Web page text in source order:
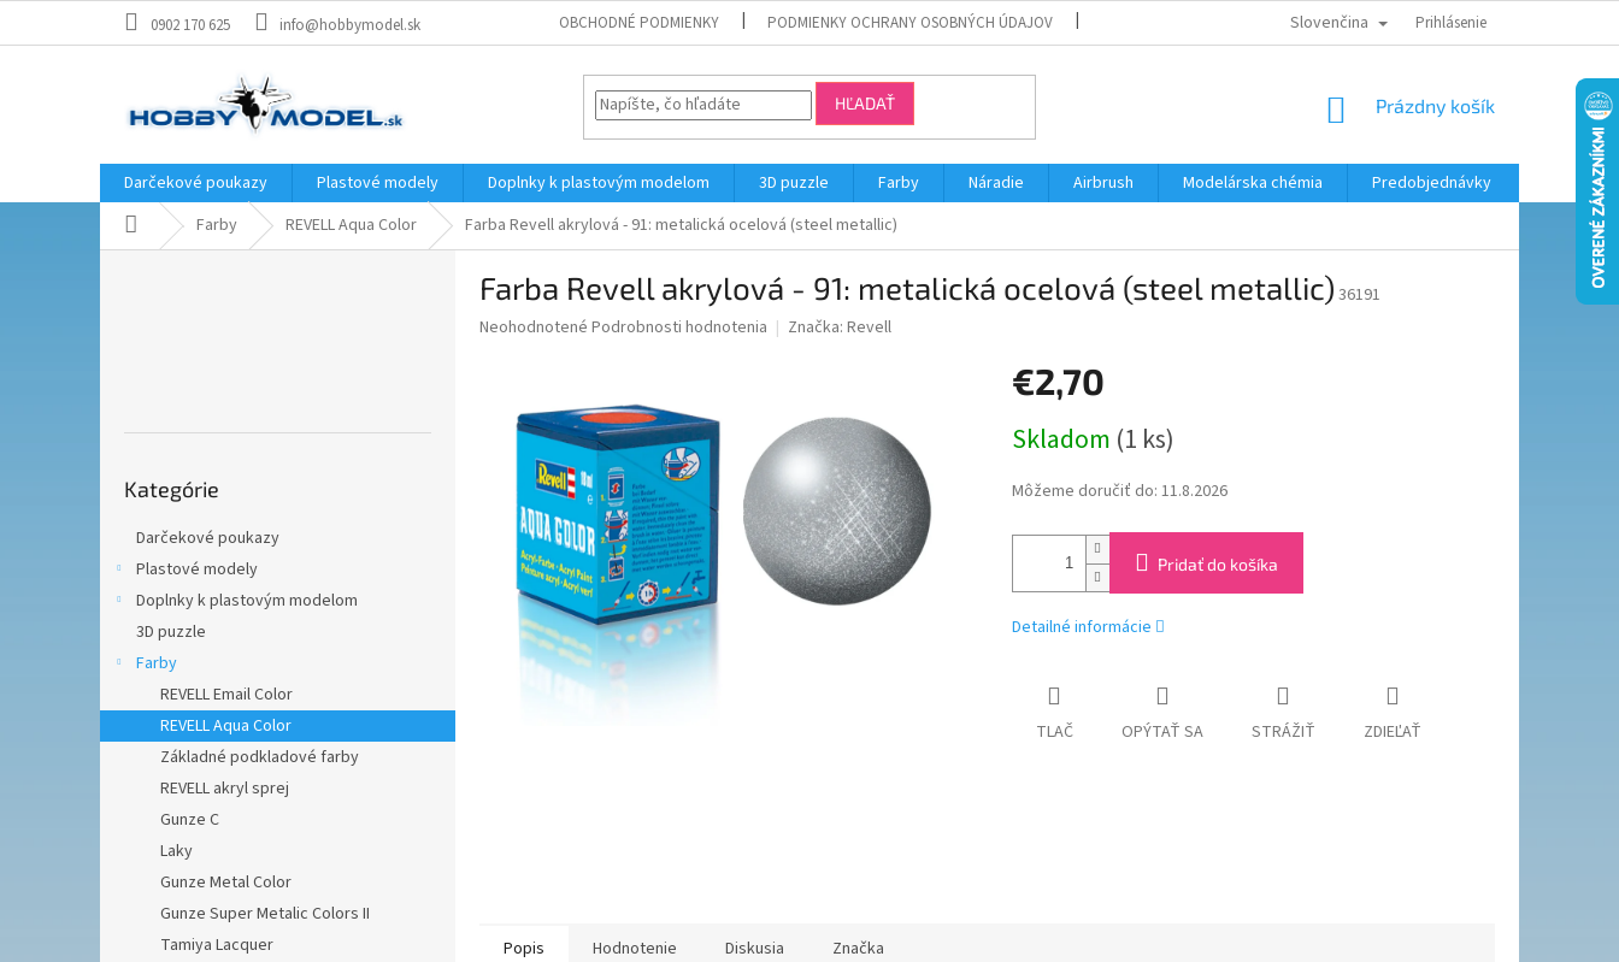
0902 170 625 info@hobbymodel.sk OBCHODNÉ PODMIENKY PODMIENKY OCHRANY OSOBNÝCH ÚDAJOV MODELÁRSKY KRÚŽOK
Slovenčina Prihlásenie
HĽADAŤ
NÁKUPNÝ
Prázdny košík
Darčekové poukazy Plastové modely Doplnky k plastovým modelom 3D puzzle Farby Náradie Airbrush Modelárska chémia
Predobjednávky
DomovFarby REVELL Aqua Color Farba Revell akrylová - 91: metalická ocelová (steel metallic)
kategórie
Kategórie
Darčekové poukazy
Plastové modely
Doplnky k plastovým modelom
3D puzzle
Farby
REVELL Email Color
REVELL Aqua Color
Základné podkladové farby
REVELL akryl sprej
Gunze C
Laky
Gunze Metal Color
Gunze Super Metalic Colors II
Tamiya Lacquer
Farba Revell akrylová - 91: metalická ocelová (steel metallic) 36191
Priemerné
hviezdičiek.
Neohodnotené Podrobnosti hodnotenia Značka: Revell
€2,70
cena:
Skladom (1 ks)
Môžeme doručiť do: 11.8.2026
Pridať do košíka
Detailné informácie
TLAČ OPÝTAŤ SA STRÁŽIŤ ZDIEĽAŤ
Popis Hodnotenie Diskusia Značka